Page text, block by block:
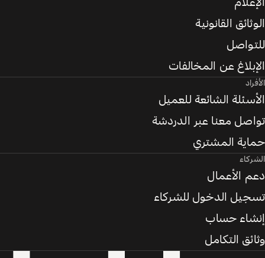
الإعلام
الوثائق القانونية
للتواصل
الإبلاغ عن المخالفات
الأفراد
الأسئلة الشائعة للعميل
تواصل معنا عبر الدردشة
حماية المشتري
الشركاء
دعم الأعمال
تسجيل الدخول للشركاء
إنشاء حساب
وثائق التكامل